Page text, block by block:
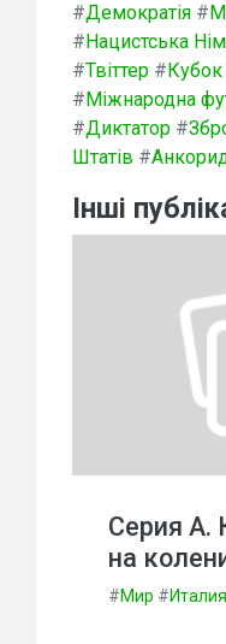
#Демократія #
#Нацистська
#Твіттер #Кубок
#Міжнародна
#Диктатор #
Штатів #
Інші
Серия А.
на
#Мир #Италия